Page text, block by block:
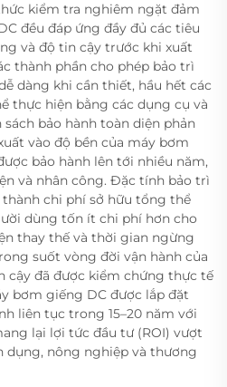
kiểm tra nghiêm ngặt đảm
đều đáp ứng đầy đủ các tiêu
và độ tin cậy trước khi xuất
thành phần cho phép bảo trì
dàng khi cần thiết, hầu hết các
thực hiện bằng các dụng cụ và
bảo hành toàn diện phản
vào độ bền của máy bơm
bảo hành lên tới nhiều năm,
và nhân công. Đặc tính bảo trì
chi phí sở hữu tổng thể
dùng tốn ít chi phí hơn cho
thay thế và thời gian ngừng
suốt vòng đời vận hành của
cậy đã được kiểm chứng thực tế
bơm giếng DC được lắp đặt
liên tục trong 15–20 năm với
lại lợi tức đầu tư (ROI) vượt
dụng, nông nghiệp và thương